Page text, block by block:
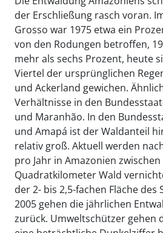
der Erschließung rasch voran.
Grosso war 1975 etwa ein
von den Rodungen betroffen,
mehr als sechs Prozent, heute
Viertel der ursprünglichen
und Ackerland gewichen.
Verhältnisse in den
und Maranhão. In den
und Amapá ist der Waldanteil
relativ groß. Aktuell werden
pro Jahr in Amazonien
Quadratkilometer Wald
der 2- bis 2,5-fachen Fläche des
2005 gehen die jährlichen
zurück. Umweltschützer gehen